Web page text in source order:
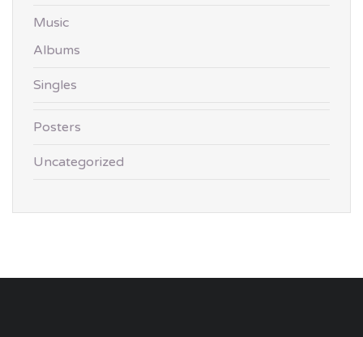
Music
Albums
Singles
Posters
Uncategorized